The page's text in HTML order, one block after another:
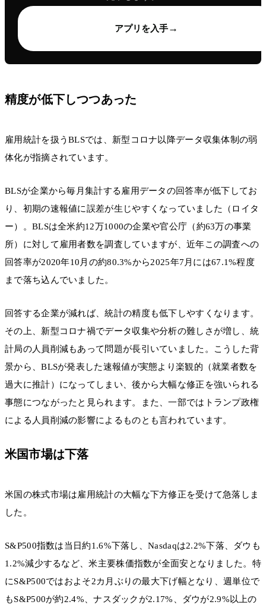
アプリを入手→
精度が低下しつつあった
雇用統計を扱うBLSでは、新型コロナ以降データ収集体制の弱
体化が指摘されています。
BLSが企業から毎月集計する雇用データの回答率が低下してお
り、初期の速報値に誤差が生じやすくなっていました（ロイタ
ー）。BLSは全米約12万1000の企業や官公庁（約63万の事業
所）に対して雇用者数を調査していますが、近年この調査への
回答率が2020年10月の約80.3%から2025年7月には67.1%程度
まで落ち込んでいました。
回答する企業が減れば、統計の精度も低下しやすくなります。
その上、新型コロナ禍でデータ収集や分析の難しさが増し、統
計局の人員削減もあって問題が長引いていました。こうした背
景から、BLSが発表した速報値が実態より楽観的（就業者数を
過大に推計）になってしまい、後から大幅な修正を強いられる
事態につながったと見られます。また、一部ではトランプ政権
による人員削減の影響によるものとも言われています。
米国市場は下落
米国の株式市場は雇用統計の大幅な下方修正を受けて急落しま
した。
S&P500指数は当日約1.6%下落し、Nasdaqは2.2%下落、ダウも
1.2%減少するなど、米主要株価指数が全面安となりました。特
にS&P500ではおよそ2カ月ぶりの最大下げ幅となり、週単位で
もS&P500が約2.4%、ナスダックが2.17%、ダウが2.9%以上の